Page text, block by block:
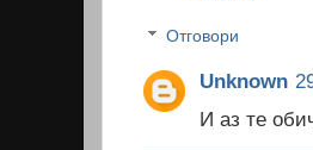
Отговори
Unknown
И аз те